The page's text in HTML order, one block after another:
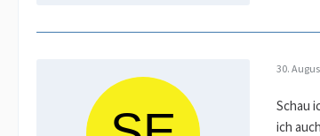
30.
Schau
ich